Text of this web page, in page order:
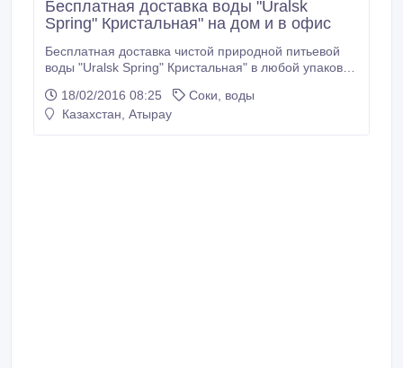
Бесплатная доставка воды "Uralsk
Spring" Кристальная" на дом и в офис
Бесплатная доставка чистой природной питьевой
воды "Uralsk Spring" Кристальная" в любой упаковке
предприятия в любую точку города Атырау. Кроме
того, у нас вы можете приобрести оборудование:
18/02/2016 08:25
Соки, воды
Казахстан, Атырау